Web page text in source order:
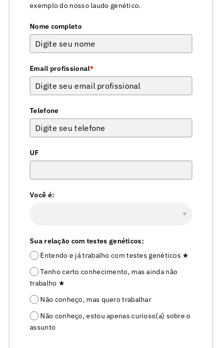
exemplo do nosso laudo genético.
Nome completo
Email profissional*
Telefone
UF
Você é:
Sua relação com testes genéticos:
Entendo e já trabalho com testes genéticos ★
Tenho certo conhecimento, mas ainda não
trabalho ★
Não conheço, mas quero trabalhar
Não conheço, estou apenas curioso(a) sobre o
assunto